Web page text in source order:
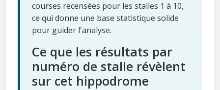
courses recensées pour les stalles 1 à 10,
ce qui donne une base statistique solide
pour guider l'analyse.
Ce que les résultats par
numéro de stalle révèlent
sur cet hippodrome